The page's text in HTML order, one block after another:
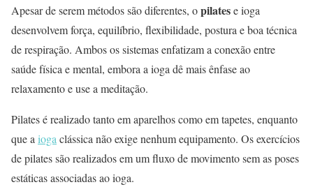
Apesar de serem métodos são diferentes, opilatese ioga
desenvolvem força, equilíbrio, flexibilidade, postura e boa técnica
de respiração. Ambos os sistemas enfatizam a conexão entre
saúde física e mental, embora a ioga dê mais ênfase ao
relaxamento e use a meditação.
Pilates é realizado tanto em aparelhos como em tapetes, enquanto
que aiogaclássica não exige nenhum equipamento. Os exercícios
de pilates são realizados em um fluxo de movimento sem as poses
estáticas associadas ao ioga.